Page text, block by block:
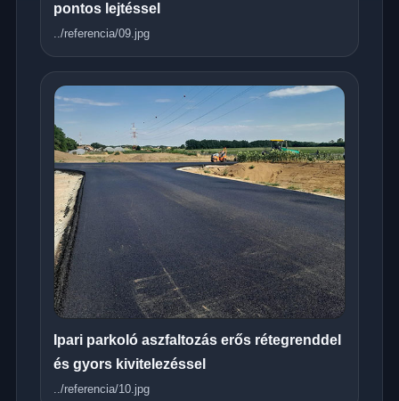
pontos lejtéssel
../referencia/09.jpg
Ipari parkoló aszfaltozás erős rétegrenddel
és gyors kivitelezéssel
../referencia/10.jpg